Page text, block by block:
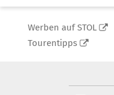
Werben auf STOL
Tourentipps